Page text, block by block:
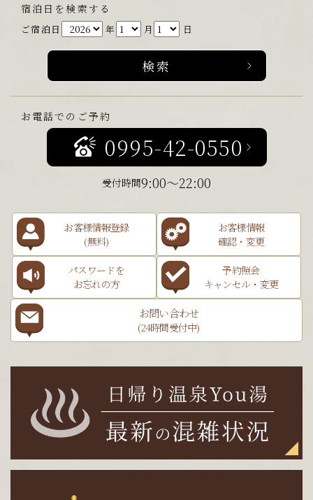
宿泊日を検索する
ご宿泊日 年 月 日
お電話でのご予約
0995-42-0550
受付時間9:00～22:00
お客様情報登録
(無料)
お客様情報
確認・変更
パスワードを
お忘れの方
予約照会
キャンセル・変更
お問い合わせ
(24時間受付中)